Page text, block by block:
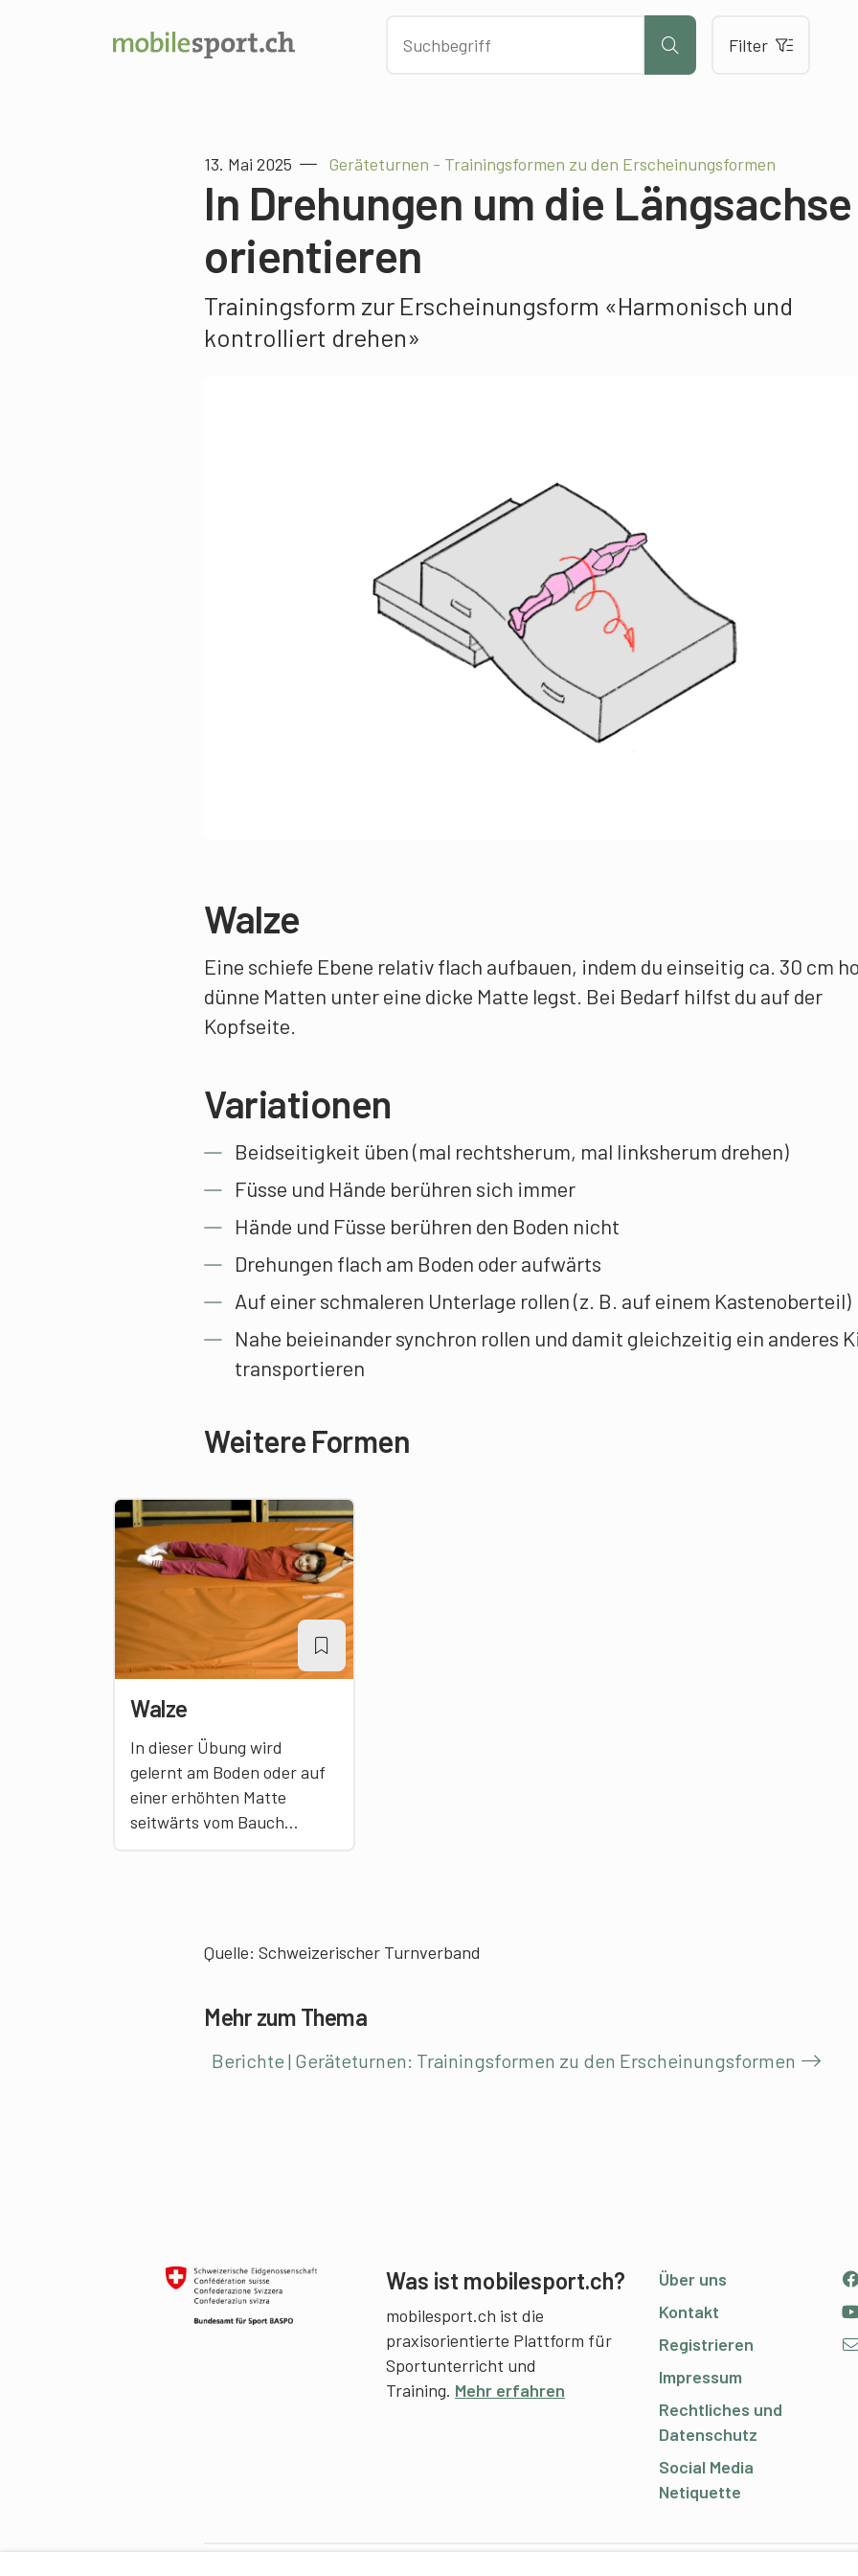
Filter
13. Mai 2025 Geräteturnen - Trainingsformen zu den Erscheinungsformen
In Drehungen um die Längsachse
orientieren
Trainingsform zur Erscheinungsform «Harmonisch und
kontrolliert drehen»
Walze
Eine schiefe Ebene relativ flach aufbauen, indem du einseitig ca. 30 cm
dünne Matten unter eine dicke Matte legst. Bei Bedarf hilfst du auf der
Kopfseite.
Variationen
Beidseitigkeit üben (mal rechtsherum, mal linksherum drehen)
Füsse und Hände berühren sich immer
Hände und Füsse berühren den Boden nicht
Drehungen flach am Boden oder aufwärts
Auf einer schmaleren Unterlage rollen (z. B. auf einem Kastenoberteil)
Nahe beieinander synchron rollen und damit gleichzeitig ein anderes
transportieren
Weitere Formen
Walze
In dieser Übung wird
gelernt am Boden oder auf
einer erhöhten Matte
seitwärts vom Bauch…
Quelle: Schweizerischer Turnverband
Mehr zum Thema
Berichte | Geräteturnen: Trainingsformen zu den Erscheinungsformen
Was ist mobilesport.ch?
mobilesport.ch ist die
praxisorientierte Plattform für
Sportunterricht und
Training. Mehr erfahren
Über uns
Kontakt
Registrieren
Impressum
Rechtliches und
Datenschutz
Social Media
Netiquette